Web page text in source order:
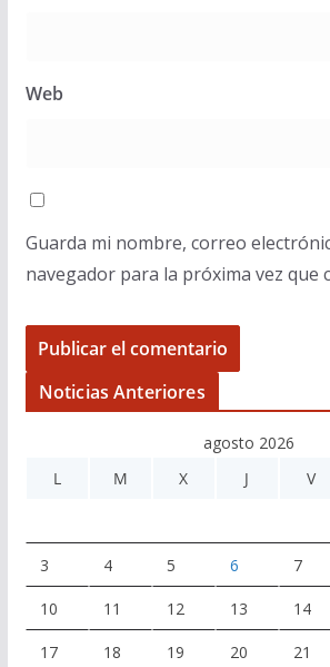
Web
Guarda mi nombre, correo
navegador para la próxima vez que
Noticias Anteriores
agosto 2026
L
M X J V
3 4 5 6 7
10 11 12 13 14
17 18 19 20 21